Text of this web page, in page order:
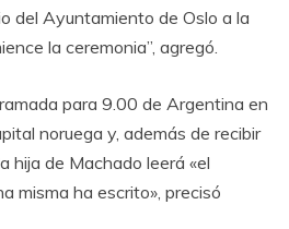
del Ayuntamiento de Oslo a la
la ceremonia”, agregó.
para 9.00 de Argentina en
noruega y, además de recibir
hija de Machado leerá «el
misma ha escrito», precisó